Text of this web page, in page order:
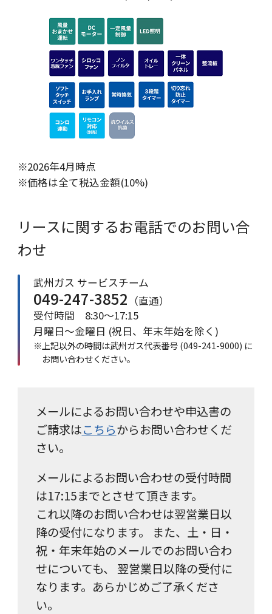
2026年4月時点
価格は全て税込金額(10%)
リースに関するお電話でのお問い合
わせ
武州ガス サービスチーム
049-247-3852 （直通）
受付時間 8:30～17:15
月曜日～金曜日 (祝日、年末年始を除く)
※上記以外の時間は武州ガス代表番号(049-241-9000) に
お問い合わせください。
メールによるお問い合わせや申込書の
ご請求はこちらからお問い合わせくだ
さい。
メールによるお問い合わせの受付時間
は17:15までとさせて頂きます。
これ以降のお問い合わせは翌営業日以
降の受付になります。 また、土・日・
祝・年末年始のメールでのお問い合わ
せについても、 翌営業日以降の受付に
なります。あらかじめご了承くださ
い。